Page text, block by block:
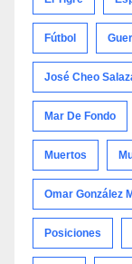
Fútbol
José Cheo
Mar De Fondo
Muertos
Omar González
Posiciones